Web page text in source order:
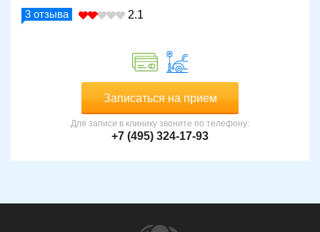
3 отзыва 2.1
Записаться на прием
Для записи в клинику звоните по телефону:
+7 (495) 324-17-93